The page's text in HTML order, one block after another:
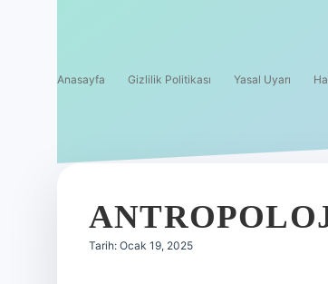
Anasayfa Gizlilik Politikası Yasal Uyarı
Tarih: Ocak 19, 2025